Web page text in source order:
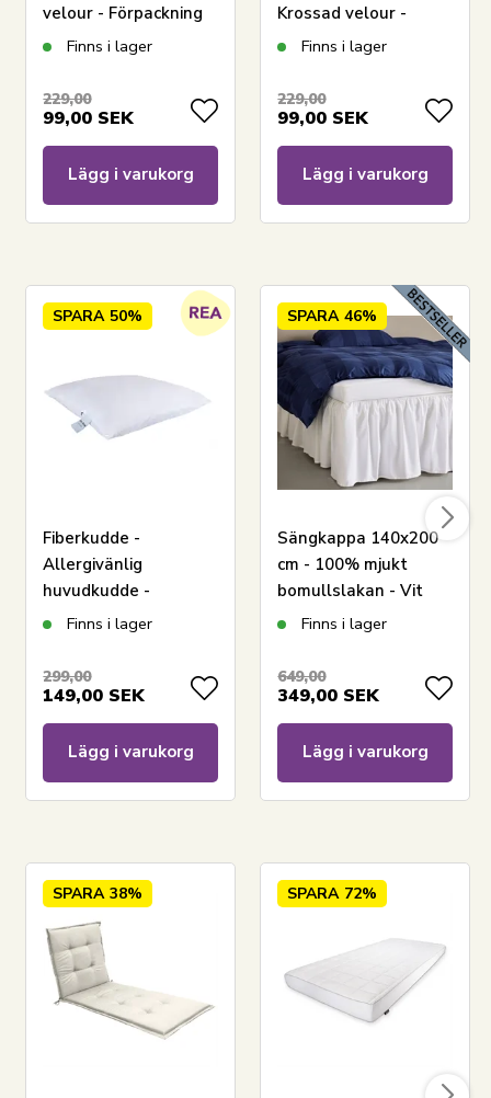
velour - Förpackning
om 3 meter
Finns i lager
229,00
99,00 SEK
Lägg i varukorg
Krossad velour -
Förpackning om 3
Finns i lager
229,00
99,00 SEK
Lägg i varukorg
SPARA 50%
Fiberkudde -
Allergivänlig
huvudkudde -
60x63cm - Mellanhög
Finns i lager
299,00
149,00 SEK
Lägg i varukorg
SPARA 46%
Sängkappa 140x200
cm - 100% mjukt
bomullslakan - Vit
sängkappa från
Finns i lager
649,00
349,00 SEK
Lägg i varukorg
SPARA 38% SPARA 72%